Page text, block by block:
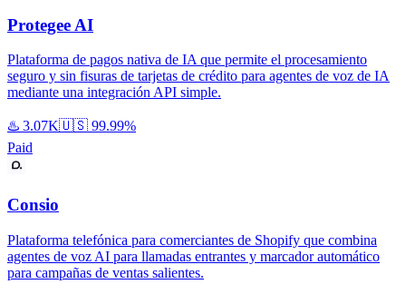
Protegee AI
Plataforma de pagos nativa de IA que permite el procesamiento
seguro y sin fisuras de tarjetas de crédito para agentes de voz de IA
mediante una integración API simple.
♨️ 3.07K🇺🇸 99.99%
Paid
Consio
Plataforma telefónica para comerciantes de Shopify que combina
agentes de voz AI para llamadas entrantes y marcador automático
para campañas de ventas salientes.